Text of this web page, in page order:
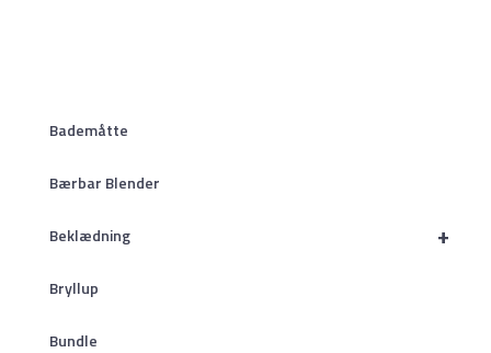
Bademåtte
Bærbar Blender
+
Beklædning
Bryllup
Bundle